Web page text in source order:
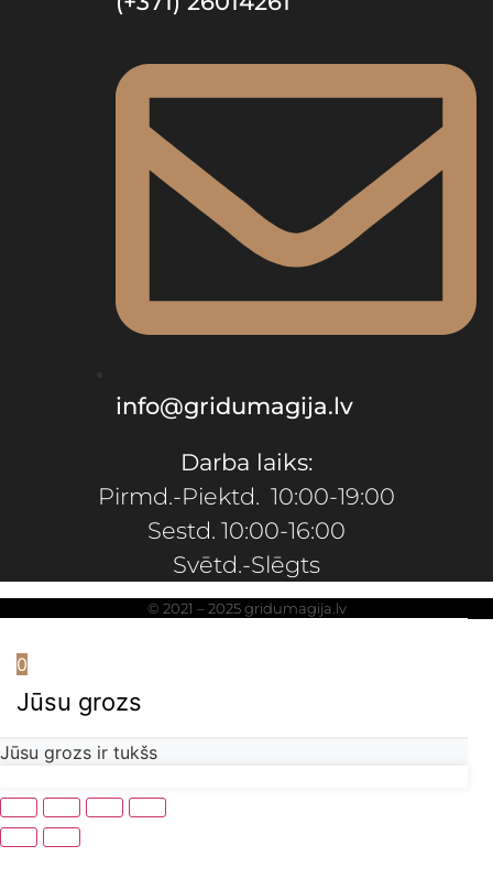
info@gridumagija.lv
Darba laiks:
Pirmd.-Piektd. 10:00-19:00
Sestd. 10:00-16:00
Svētd.-Slēgts
© 2021 – 2025 gridumagija.lv
0
Jūsu grozs
Jūsu grozs ir tukšs